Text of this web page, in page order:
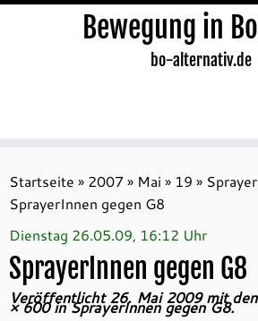
Inhalt
springen
Bewegung in
bo-alternativ.de
Startseite » 2007» Mai » 19 »
SprayerInnen gegen G8
Dienstag 26.05.09, 16:12 Uhr
SprayerInnen gegen G8
Veröffentlicht 26. Mai 2009mit den
× 600inSprayerInnen gegen G8.